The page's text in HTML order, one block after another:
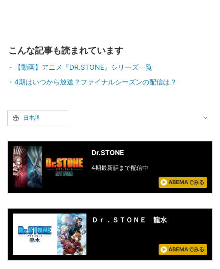
こんな記事も読まれています
【動画】アニメ『DR.STONE』シリーズ一覧
4期はいつから放送？ファイナルシーズンの配信は？
日本語
Dr.STONE
4期最新話まで配信中
ABEMAでみる
Ｄｒ．ＳＴＯＮＥ 龍水
ABEMAでみる